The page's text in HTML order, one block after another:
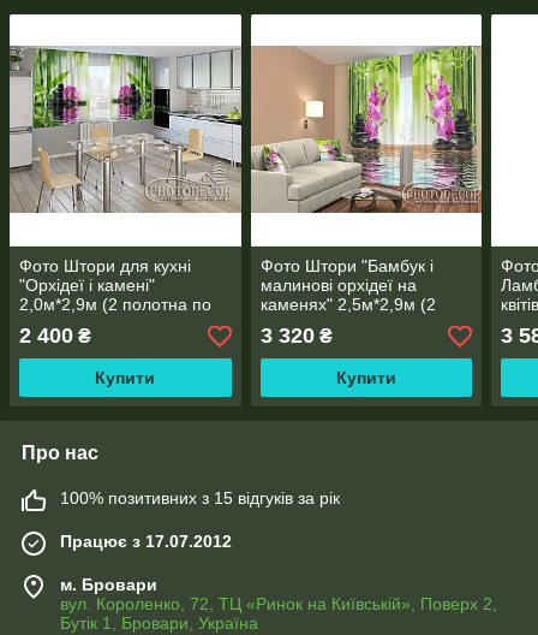
Фото Штори для кухні
"Орхідеї і камені"
2,0м*2,9м (2 полотна по
2 400 ₴
Купити
Фото Штори "Бамбук і
малинові орхідеї на
каменях" 2,5м*2,9м (2
полотна по 1,45м), тасьма
3 320₴
Купити
3
Про нас
100% позитивних з 15 відгуків за рік
Працює з 17.07.2012
м. Бровари
вул. Короленко, 72, ТЦ «Ринок на Київській», Поверх 2,
Бутік 1, Бровари, Україна